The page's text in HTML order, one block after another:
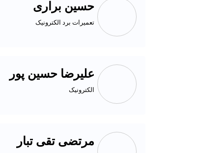
حسین براری
تعمیرات برد الکترونیک
علیرضا حسین پور
الکترونیک
مرتضی تقی تبار